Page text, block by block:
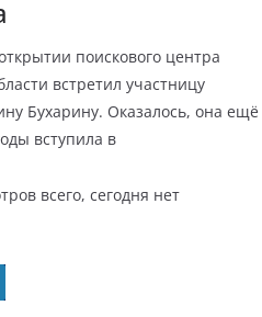
поискового центра
встретил участницу
Бухарину. Оказалось, она ещё
вступила в
всего, сегодня нет